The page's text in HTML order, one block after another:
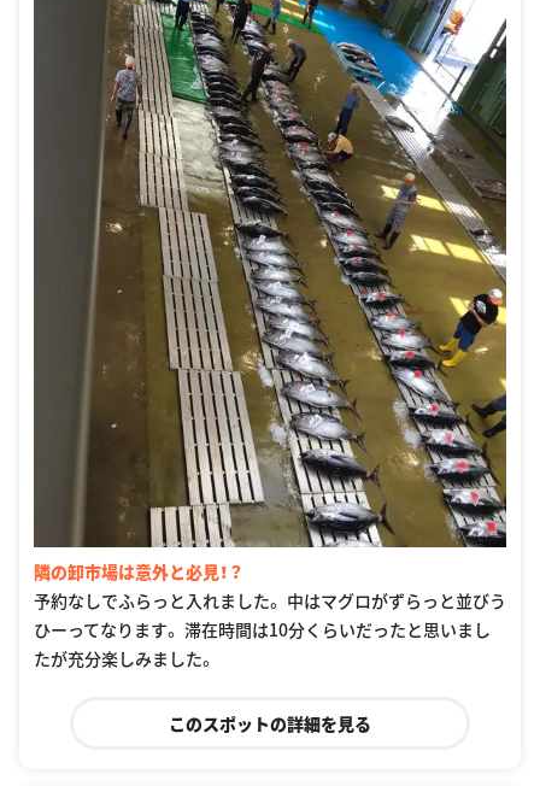
隣の卸市場は意外と必見！？
予約なしでふらっと入れました。 中はマグロがずらっと並びう
ひーってなります。 滞在時間は10分くらいだったと思いまし
たが充分楽しみました。
このスポットの詳細を見る